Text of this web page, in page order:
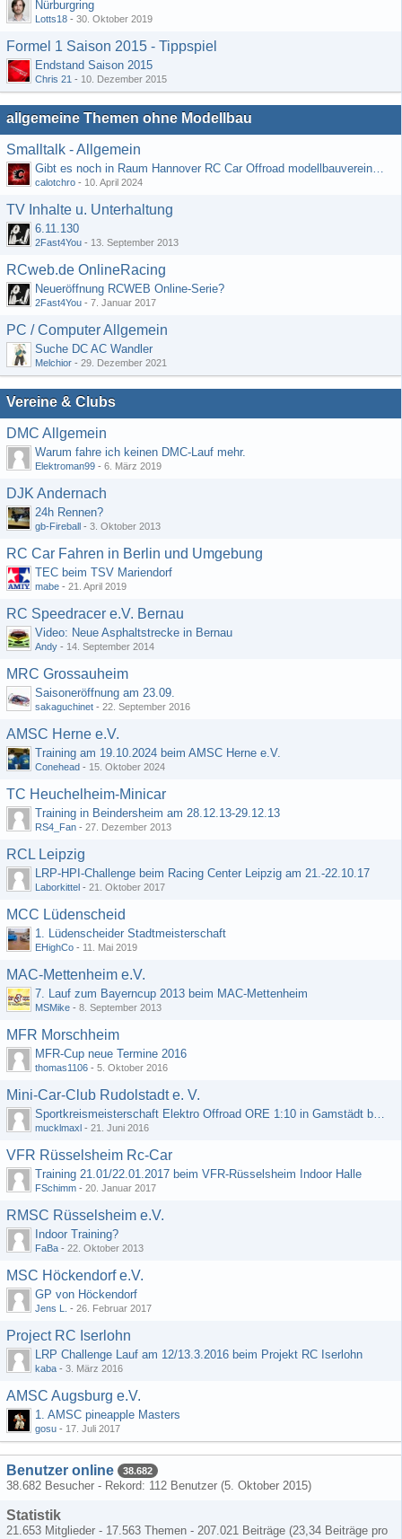
Nürburgring
Lotts18 - 30. Oktober 2019
Formel 1 Saison 2015 - Tippspiel
Endstand Saison 2015
Chris 21 - 10. Dezember 2015
allgemeine Themen ohne Modellbau
Smalltalk - Allgemein
Gibt es noch in Raum Hannover RC Car Offroad modellbauvereine, habe selbst schon gegoogelt aber erfolglos
calotchro - 10. April 2024
TV Inhalte u. Unterhaltung
6.11.130
2Fast4You - 13. September 2013
RCweb.de OnlineRacing
Neueröffnung RCWEB Online-Serie?
2Fast4You - 7. Januar 2017
PC / Computer Allgemein
Suche DC AC Wandler
Melchior - 29. Dezember 2021
Vereine & Clubs
DMC Allgemein
Warum fahre ich keinen DMC-Lauf mehr.
Elektroman99 - 6. März 2019
DJK Andernach
24h Rennen?
gb-Fireball - 3. Oktober 2013
RC Car Fahren in Berlin und Umgebung
TEC beim TSV Mariendorf
mabe - 21. April 2019
RC Speedracer e.V. Bernau
Video: Neue Asphaltstrecke in Bernau
Andy - 14. September 2014
MRC Grossauheim
Saisoneröffnung am 23.09.
sakaguchinet - 22. September 2016
AMSC Herne e.V.
Training am 19.10.2024 beim AMSC Herne e.V.
Conehead - 15. Oktober 2024
TC Heuchelheim-Minicar
Training in Beindersheim am 28.12.13-29.12.13
RS4_Fan - 27. Dezember 2013
RCL Leipzig
LRP-HPI-Challenge beim Racing Center Leipzig am 21.-22.10.17
Laborkittel - 21. Oktober 2017
MCC Lüdenscheid
1. Lüdenscheider Stadtmeisterschaft
EHighCo - 11. Mai 2019
MAC-Mettenheim e.V.
7. Lauf zum Bayerncup 2013 beim MAC-Mettenheim
MSMike - 8. September 2013
MFR Morschheim
MFR-Cup neue Termine 2016
thomas1106 - 5. Oktober 2016
Mini-Car-Club Rudolstadt e. V.
Sportkreismeisterschaft Elektro Offroad ORE 1:10 in Gamstädt bei Erfurt, Outdoor mit Indoor Ausweichmöglichkeit!!!
mucklmaxl - 21. Juni 2016
VFR Rüsselsheim Rc-Car
Training 21.01/22.01.2017 beim VFR-Rüsselsheim Indoor Halle
FSchimm - 20. Januar 2017
RMSC Rüsselsheim e.V.
Indoor Training?
FaBa - 22. Oktober 2013
MSC Höckendorf e.V.
GP von Höckendorf
Jens L. - 26. Februar 2017
Project RC Iserlohn
LRP Challenge Lauf am 12/13.3.2016 beim Projekt RC Iserlohn
kaba - 3. März 2016
AMSC Augsburg e.V.
1. AMSC pineapple Masters
gosu - 17. Juli 2017
Benutzer online 38.682
38.682 Besucher - Rekord: 112 Benutzer (5. Oktober 2015)
Statistik
21.653 Mitglieder - 17.563 Themen - 207.021 Beiträge (23,34 Beiträge pro